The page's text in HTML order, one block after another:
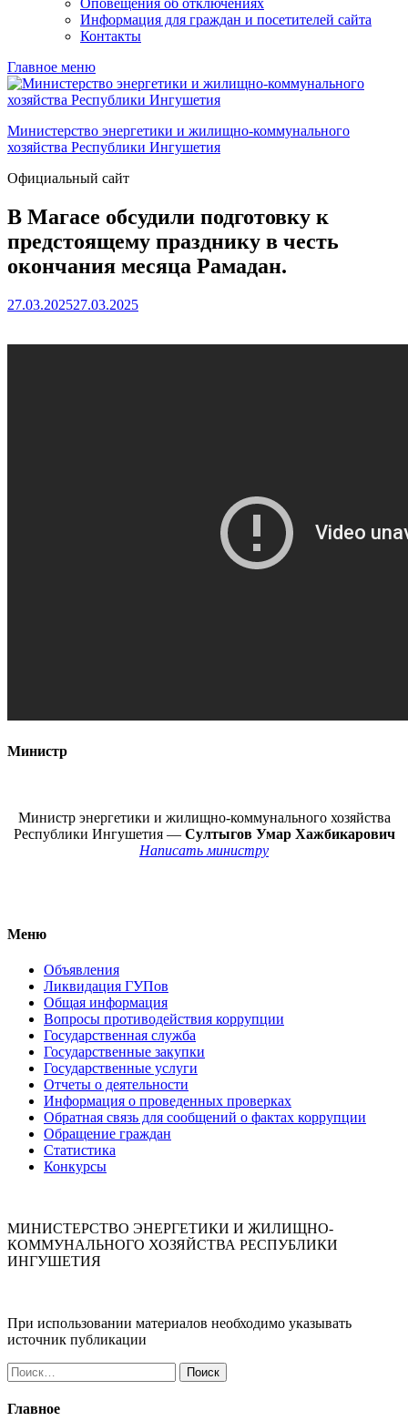
Оповещения об отключениях
Информация для граждан и посетителей сайта
Контакты
Главное меню
Министерство энергетики и жилищно-коммунального
хозяйства Республики Ингушетия
Официальный сайт
В Магасе обсудили подготовку к
предстоящему празднику в честь
окончания месяца Рамадан.
27.03.202527.03.2025
Министр
Министр энергетики и жилищно-коммунального хозяйства
Республики Ингушетия — Султыгов Умар Хажбикарович
Написать министру
Меню
Объявления
Ликвидация ГУПов
Общая информация
Вопросы противодействия коррупции
Государственная служба
Государственные закупки
Государственные услуги
Отчеты о деятельности
Информация о проведенных проверках
Обратная связь для сообщений о фактах коррупции
Обращение граждан
Статистика
Конкурсы
МИНИСТЕРСТВО ЭНЕРГЕТИКИ И ЖИЛИЩНО-
КОММУНАЛЬНОГО ХОЗЯЙСТВА РЕСПУБЛИКИ
ИНГУШЕТИЯ
При использовании материалов необходимо указывать
источник публикации
Найти:
Главное